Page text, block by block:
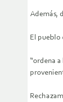
Además,
El pueblo
“ordena